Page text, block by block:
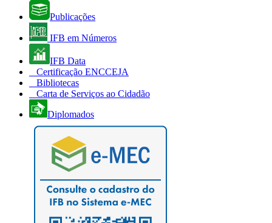
Publicações
IFB em Números
IFB Data
Certificação ENCCEJA
Bibliotecas
Carta de Serviços ao Cidadão
Diplomados